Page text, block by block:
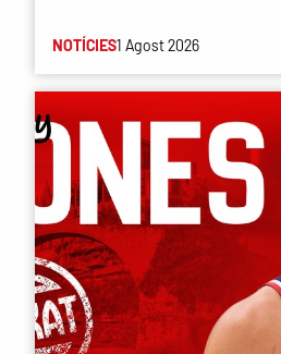
NOTÍCIES1 Agost 2026